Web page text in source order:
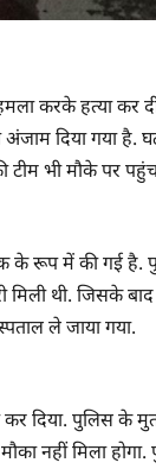
करके हत्या कर
दिया गया
टीम भी मौके पर
रूप में की गई है.
मिली थी. जिसके
ले जाया गया.
कर दिया. पुलिस
नहीं मिला